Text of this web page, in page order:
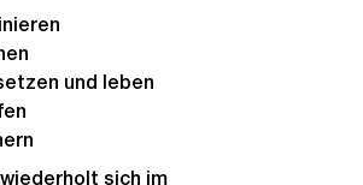
und leben
sich im